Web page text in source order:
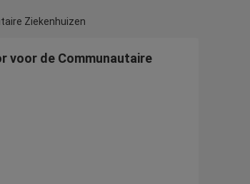
Ziekenhuizen
voor de Communautaire